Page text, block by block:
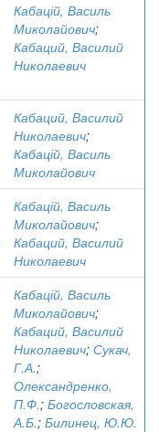
Кабацій, Василь
Миколайович;
Кабаций, Василий
Николаевич
Кабаций, Василий
Николаевич;
Кабацій, Василь
Миколайович
Кабацій, Василь
Миколайович;
Кабаций, Василий
Николаевич
Кабацій, Василь
Миколайович;
Кабаций, Василий
Николаевич; Сукач,
Г.А.;
Олександренко,
П.Ф.; Богословская,
А.Б.; Билинец, Ю.Ю.